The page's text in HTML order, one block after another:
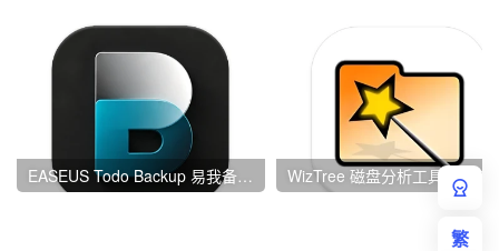
EASEUS Todo Backup 易我备份专家 v16.3.1 Build 20260721
繁